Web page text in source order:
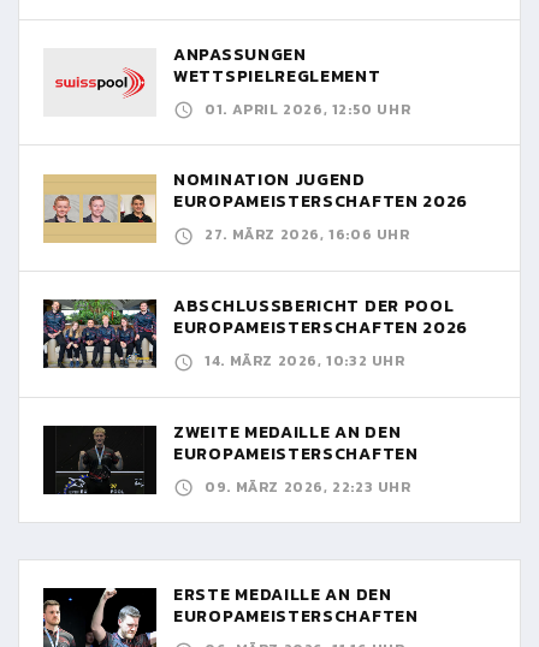
ANPASSUNGEN
WETTSPIELREGLEMENT
01. APRIL 2026, 12:50 UHR
NOMINATION JUGEND
EUROPAMEISTERSCHAFTEN 2026
27. MÄRZ 2026, 16:06 UHR
ABSCHLUSSBERICHT DER POOL
EUROPAMEISTERSCHAFTEN 2026
14. MÄRZ 2026, 10:32 UHR
ZWEITE MEDAILLE AN DEN
EUROPAMEISTERSCHAFTEN
09. MÄRZ 2026, 22:23 UHR
ERSTE MEDAILLE AN DEN
EUROPAMEISTERSCHAFTEN